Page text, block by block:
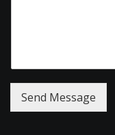
Send Message